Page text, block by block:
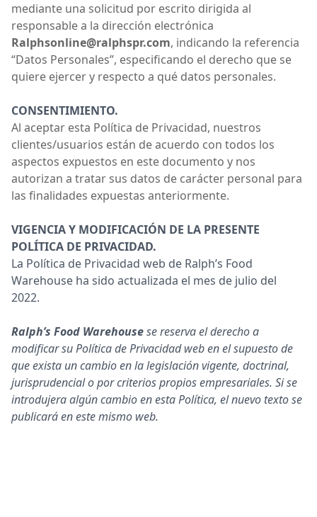
mediante una solicitud por escrito dirigida al
responsable a la dirección electrónica
Ralphsonline@ralphspr.com, indicando la referencia
“Datos Personales”, especificando el derecho que se
quiere ejercer y respecto a qué datos personales.
CONSENTIMIENTO.
Al aceptar esta Política de Privacidad, nuestros
clientes/usuarios están de acuerdo con todos los
aspectos expuestos en este documento y nos
autorizan a tratar sus datos de carácter personal para
las finalidades expuestas anteriormente.
VIGENCIA Y MODIFICACIÓN DE LA PRESENTE
POLÍTICA DE PRIVACIDAD.
La Política de Privacidad web de Ralph’s Food
Warehouse ha sido actualizada el mes de julio del
2022.
Ralph’s Food Warehousese reserva el derecho a
modificar su Política de Privacidad web en el supuesto de
que exista un cambio en la legislación vigente, doctrinal,
jurisprudencial o por criterios propios empresariales. Si se
introdujera algún cambio en esta Política, el nuevo texto se
publicará en este mismo web.